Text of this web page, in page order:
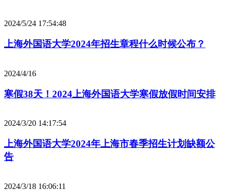
2024/5/24 17:54:48
上海外国语大学2024年招生章程什么时候公布？
2024/4/16
寒假38天！2024上海外国语大学寒假放假时间安排
2024/3/20 14:17:54
上海外国语大学2024年上海市春季招生计划缺额公
告
2024/3/18 16:06:11